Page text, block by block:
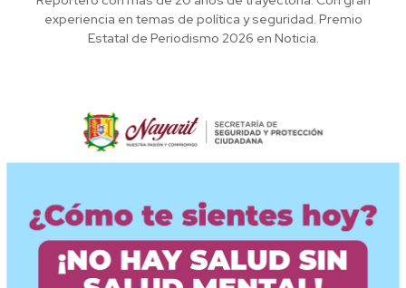
experiencia en temas de política y seguridad. Premio
Estatal de Periodismo 2026 en Noticia.